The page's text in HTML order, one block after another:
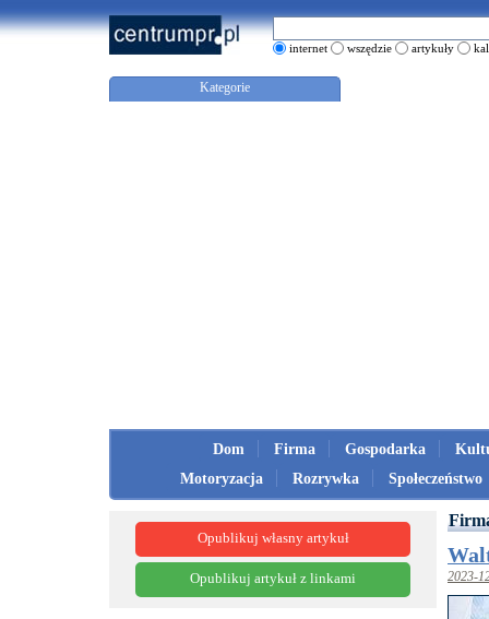
internet wszędzie artykuły
Kategorie
Dom Firma Gospodarka
Motoryzacja
Rozrywka Społeczeństwo
2023-
Opublikuj własny artykuł
Opublikuj artykuł z linkami